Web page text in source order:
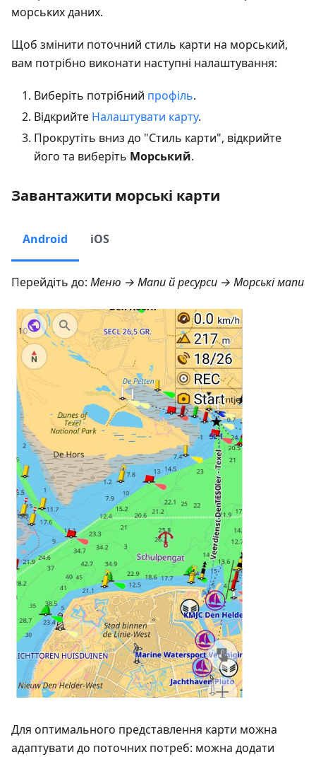
морських даних.
Щоб змінити поточний стиль карти на морський,
вам потрібно виконати наступні налаштування:
Виберіть потрібний профіль.
Відкрийте Налаштувати карту.
Прокрутіть вниз до "Стиль карти", відкрийте
його та виберіть Морський.
Завантажити морські карти
Android iOS
Перейдіть до: Меню → Мапи й ресурси → Морські мапи
Для оптимального представлення карти можна
адаптувати до поточних потреб: можна додати